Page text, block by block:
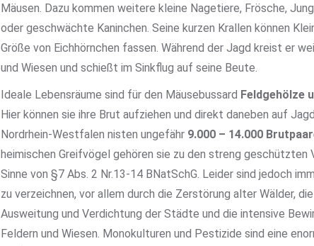
Mäusen. Dazu kommen weitere kleine Nagetiere, Frösche,
oder geschwächte Kaninchen. Seine kurzen Krallen können
Größe von Eichhörnchen fassen. Während der Jagd kreist er
und Wiesen und schießt im Sinkflug auf seine Beute.
Ideale Lebensräume sind für den Mäusebussard Feldgehölze
Hier können sie ihre Brut aufziehen und direkt daneben auf
Nordrhein-Westfalen nisten ungefähr 9.000 – 14.000
heimischen Greifvögel gehören sie zu den streng geschützten
Sinne von §7 Abs. 2 Nr.13-14 BNatSchG. Leider sind jedoch
zu verzeichnen, vor allem durch die Zerstörung alter Wälder,
Ausweitung und Verdichtung der Städte und die intensive
Feldern und Wiesen. Monokulturen und Pestizide sind eine